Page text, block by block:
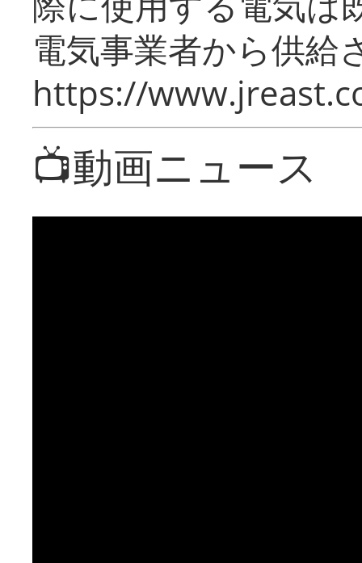
電気事業者から供給
https://
📺動画ニュース